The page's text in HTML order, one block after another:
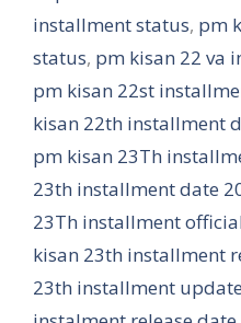
installment status, pm
status, pm kisan 22 va
pm kisan 22st
kisan 22th installment
pm kisan 23Th
23th installment date
23Th installment
kisan 23th installment
23th installment